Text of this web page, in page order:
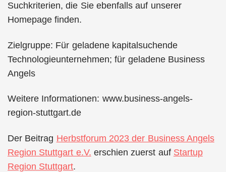
Suchkriterien, die Sie ebenfalls auf unserer
Homepage finden.
Zielgruppe: Für geladene kapitalsuchende
Technologieunternehmen; für geladene Business
Angels
Weitere Informationen: www.business-angels-
region-stuttgart.de
Der Beitrag Herbstforum 2023 der Business Angels
Region Stuttgart e.V. erschien zuerst auf Startup
Region Stuttgart.